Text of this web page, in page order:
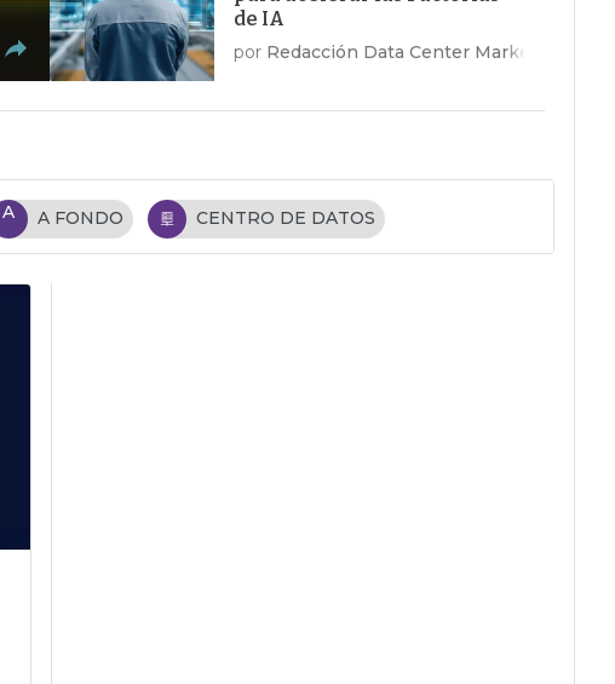
de IA
por Redacción Data Center Market
A A FONDO CENTRO DE DATOS